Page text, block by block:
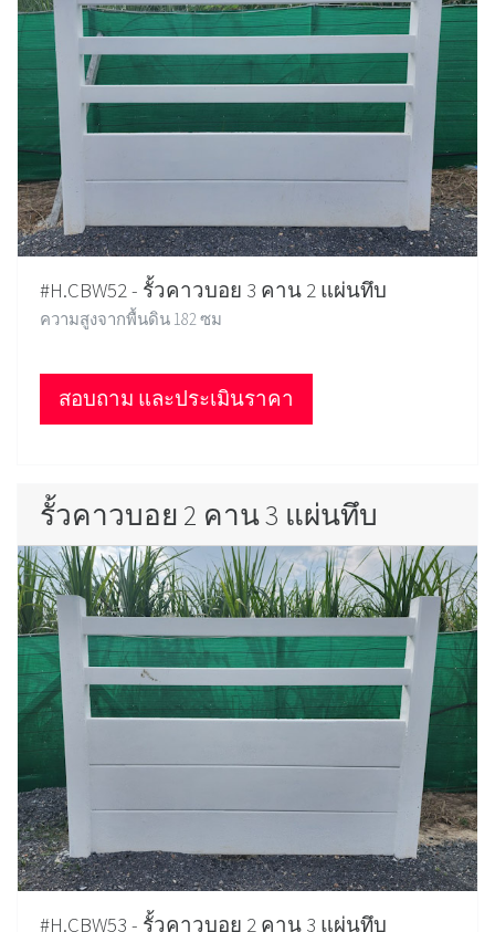
#H.CBW52 - รั้วคาวบอย 3 คาน 2 แผ่นทึบ
ความสูงจากพื้นดิน 182 ซม
สอบถาม และประเมินราคา
รั้วคาวบอย 2 คาน 3 แผ่นทึบ
#H.CBW53 - รั้วคาวบอย 2 คาน 3 แผ่นทึบ